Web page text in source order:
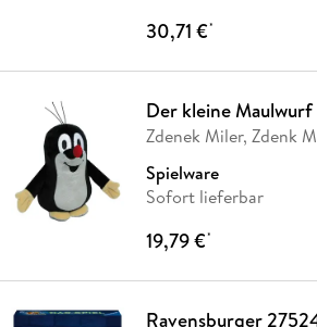
30,71 €*
Der kleine
Zdenek Miler, Zdenk
Spielware
Sofort lieferbar
19,79 €*
Ravensburger